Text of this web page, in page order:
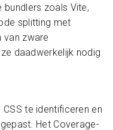
zoals Vite,
splitting met
van zware
daadwerkelijk nodig
te identificeren en
Het Coverage-